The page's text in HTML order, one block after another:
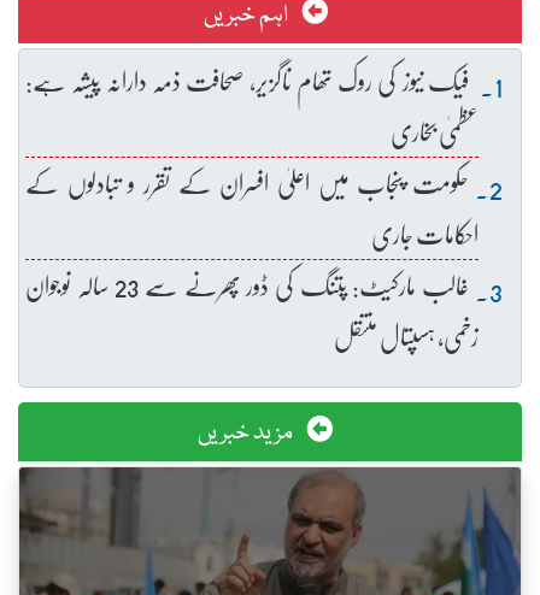
اہم خبریں
فیک نیوز کی روک تھام ناگزیر، صحافت ذمہ دارانہ پیشہ ہے:
عظمیٰ بخاری
حکومت پنجاب میں اعلیٰ افسران کے تقرر و تبادلوں کے
احکامات جاری
غالب مارکیٹ: پتنگ کی ڈور پھرنے سے 23 سالہ نوجوان
زخمی، ہسپتال منتقل
مزید خبریں